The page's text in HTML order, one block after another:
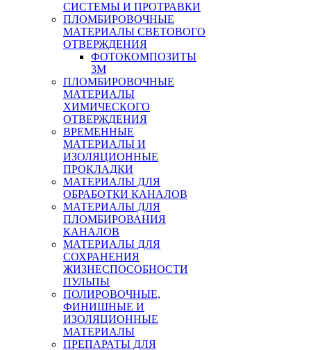
СИСТЕМЫ И ПРОТРАВКИ
ПЛОМБИРОВОЧНЫЕ
МАТЕРИАЛЫ СВЕТОВОГО
ОТВЕРЖДЕНИЯ
ФОТОКОМПОЗИТЫ
3М
ПЛОМБИРОВОЧНЫЕ
МАТЕРИАЛЫ
ХИМИЧЕСКОГО
ОТВЕРЖДЕНИЯ
ВРЕМЕННЫЕ
МАТЕРИАЛЫ И
ИЗОЛЯЦИОННЫЕ
ПРОКЛАДКИ
МАТЕРИАЛЫ ДЛЯ
ОБРАБОТКИ КАНАЛОВ
МАТЕРИАЛЫ ДЛЯ
ПЛОМБИРОВАНИЯ
КАНАЛОВ
МАТЕРИАЛЫ ДЛЯ
СОХРАНЕНИЯ
ЖИЗНЕСПОСОБНОСТИ
ПУЛЬПЫ
ПОЛИРОВОЧНЫЕ,
ФИНИШНЫЕ И
ИЗОЛЯЦИОННЫЕ
МАТЕРИАЛЫ
ПРЕПАРАТЫ ДЛЯ